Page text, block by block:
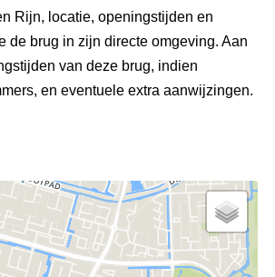
Rijn, locatie, openingstijden en
de brug in zijn directe omgeving. Aan
van deze brug, indien
en eventuele extra aanwijzingen.